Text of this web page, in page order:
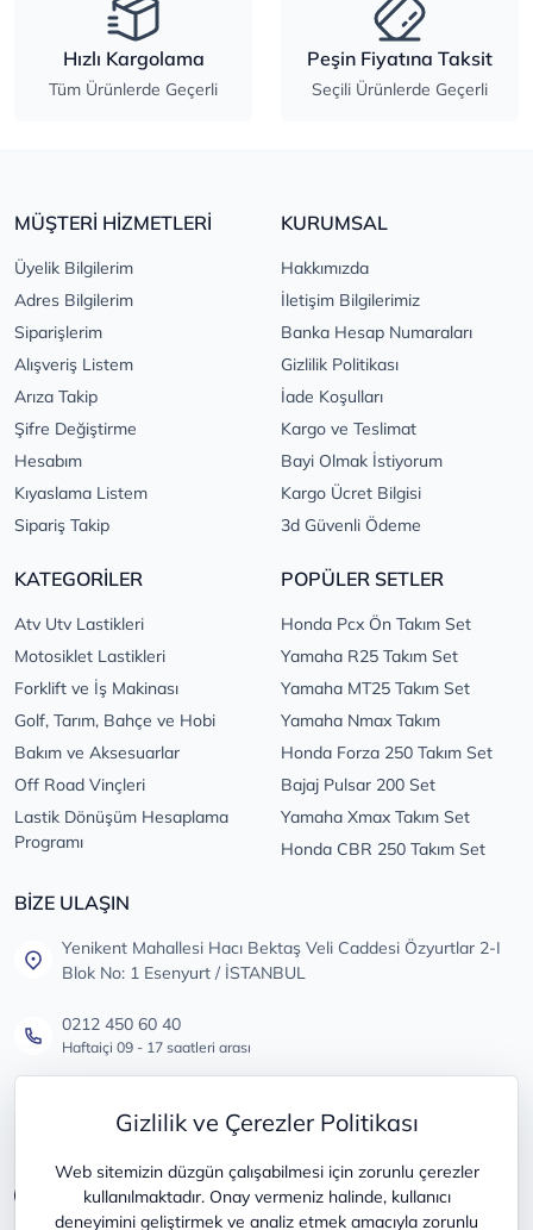
Gizlilik ve Çerezler Politikası
Web sitemizin düzgün çalışabilmesi için zorunlu çerezler
kullanılmaktadır. Onay vermeniz halinde, kullanıcı
deneyimini geliştirmek ve analiz etmek amacıyla zorunlu
Hızlı Kargolama
Tüm Ürünlerde Geçerli
Peşin Fiyatına Taksit
Seçili Ürünlerde Geçerli
MÜŞTERİ HİZMETLERİ
Üyelik Bilgilerim
Adres Bilgilerim
Siparişlerim
Alışveriş Listem
Arıza Takip
Şifre Değiştirme
Hesabım
Kıyaslama Listem
Sipariş Takip
KURUMSAL
Hakkımızda
İletişim Bilgilerimiz
Banka Hesap Numaraları
Gizlilik Politikası
İade Koşulları
Kargo ve Teslimat
Bayi Olmak İstiyorum
Kargo Ücret Bilgisi
3d Güvenli Ödeme
KATEGORİLER
Atv Utv Lastikleri
Motosiklet Lastikleri
Forklift ve İş Makinası
Golf, Tarım, Bahçe ve Hobi
Bakım ve Aksesuarlar
Off Road Vinçleri
Lastik Dönüşüm Hesaplama
Programı
POPÜLER SETLER
Honda Pcx Ön Takım Set
Yamaha R25 Takım Set
Yamaha MT25 Takım Set
Yamaha Nmax Takım
Honda Forza 250 Takım Set
Bajaj Pulsar 200 Set
Yamaha Xmax Takım Set
Honda CBR 250 Takım Set
BİZE ULAŞIN
Yenikent Mahallesi Hacı Bektaş Veli Caddesi Özyurtlar 2-I
Blok No: 1 Esenyurt / İSTANBUL
0212 450 60 40
Haftaiçi 09 - 17 saatleri arası
Tüm öneri ve şikayetleriniz için